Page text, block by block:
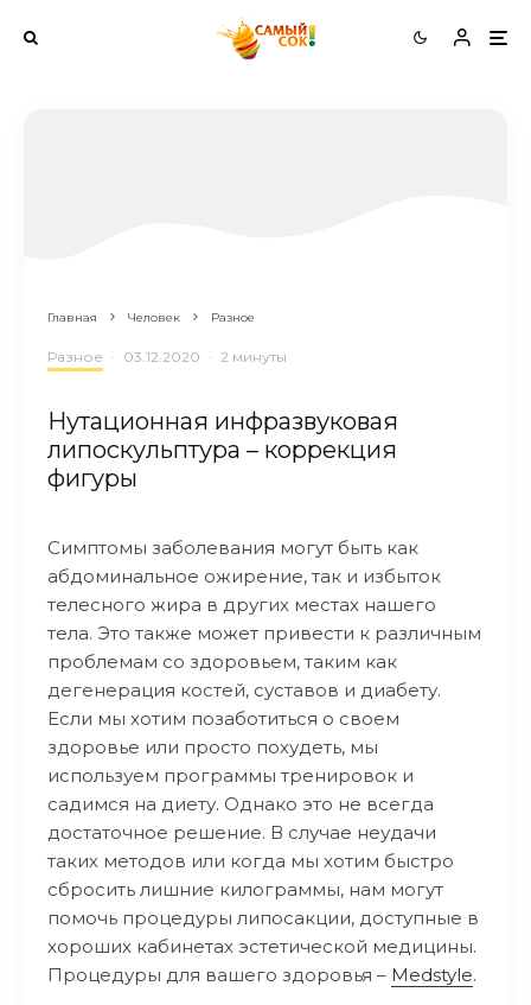
Главная Человек Разное
Разное · 03.12.2020 · 2 минуты
Нутационная инфразвуковая
липоскульптура – коррекция
фигуры
Симптомы заболевания могут быть как
абдоминальное ожирение, так и избыток
телесного жира в других местах нашего
тела. Это также может привести к различным
проблемам со здоровьем, таким как
дегенерация костей, суставов и диабету.
Если мы хотим позаботиться о своем
здоровье или просто похудеть, мы
используем программы тренировок и
садимся на диету. Однако это не всегда
достаточное решение. В случае неудачи
таких методов или когда мы хотим быстро
сбросить лишние килограммы, нам могут
помочь процедуры липосакции, доступные в
хороших кабинетах эстетической медицины.
Процедуры для вашего здоровья – Medstyle.